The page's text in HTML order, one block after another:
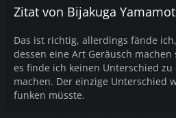
Zitat von Bijakuga
Das ist richtig, allerdings fände
dessen eine Art Geräusch
es finde ich keinen Unterschied
machen. Der einzige Unterschied
funken müsste.